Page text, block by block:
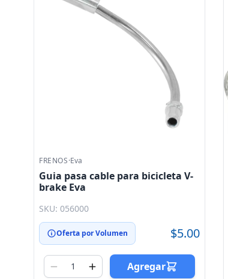
FRENOS·Eva
Guia pasa cable para bicicleta V-
brake Eva
SKU: 056000
Oferta por Volumen $5.00
Agregar